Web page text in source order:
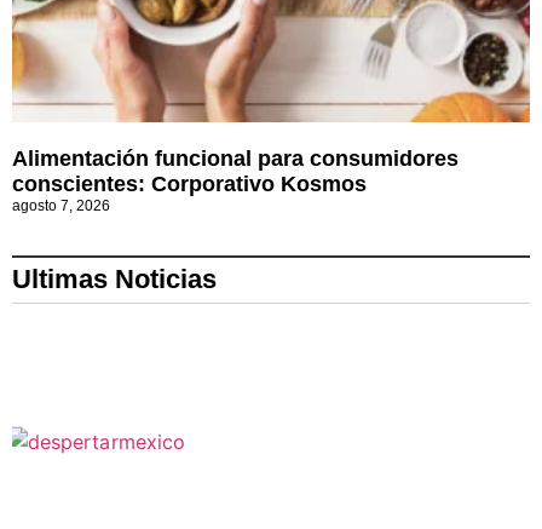
Alimentación funcional para consumidores
conscientes: Corporativo Kosmos
agosto 7, 2026
Ultimas Noticias